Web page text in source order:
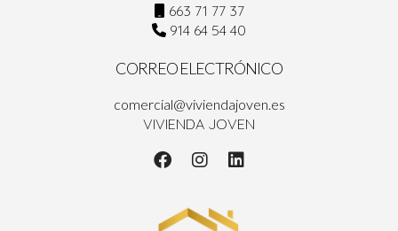
663 71 77 37
914 64 54 40
CORREO ELECTRÓNICO
comercial@viviendajoven.es
VIVIENDA JOVEN